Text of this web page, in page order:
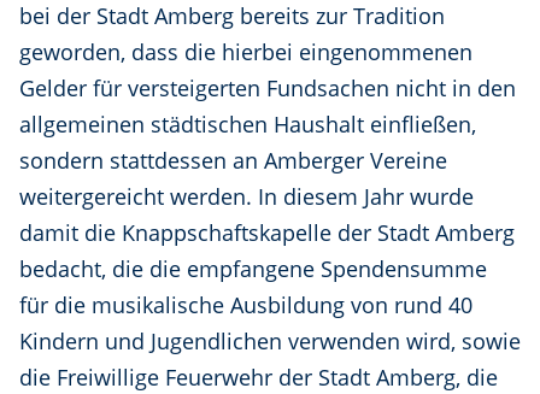
bei der Stadt Amberg bereits zur Tradition
geworden, dass die hierbei eingenommenen
Gelder für versteigerten Fundsachen nicht in den
allgemeinen städtischen Haushalt einfließen,
sondern stattdessen an Amberger Vereine
weitergereicht werden. In diesem Jahr wurde
damit die Knappschaftskapelle der Stadt Amberg
bedacht, die die empfangene Spendensumme
für die musikalische Ausbildung von rund 40
Kindern und Jugendlichen verwenden wird, sowie
die Freiwillige Feuerwehr der Stadt Amberg, die